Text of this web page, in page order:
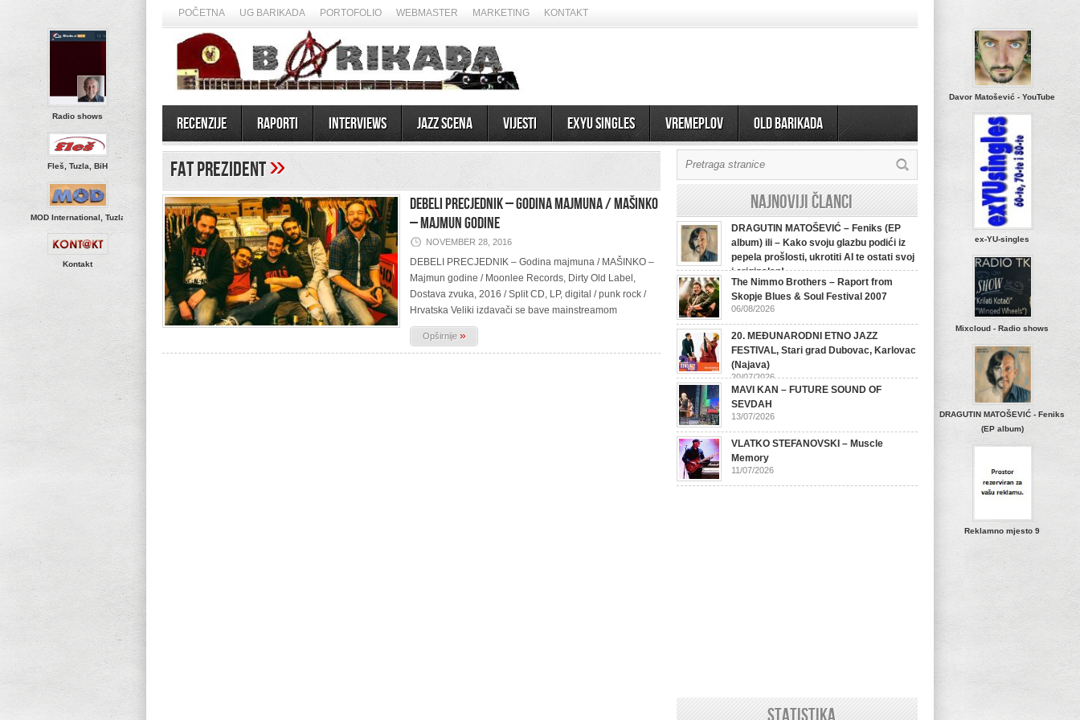
POČETNA UG BARIKADA PORTOFOLIO WEBMASTER MARKETING KONTAKT
Recenzije Raporti Interviews Jazz scena Vijesti EXYU Singles Vremeplov OLD BARIKADA
Radio shows
Fleš, Tuzla, BiH
MOD International, Tuzla
Kontakt
Davor Matošević - YouTube
ex-YU-singles
Mixcloud - Radio shows
DRAGUTIN MATOŠEVIĆ - Feniks
(EP album)
Reklamno mjesto 9
Fat Prezident»
DEBELI PRECJEDNIK – Godina majmuna / MAŠINKO
– Majmun godine
NOVEMBER 28, 2016
DEBELI PRECJEDNIK – Godina majmuna / MAŠINKO –
Majmun godine / Moonlee Records, Dirty Old Label,
Dostava zvuka, 2016 / Split CD, LP, digital / punk rock /
Hrvatska Veliki izdavači se bave mainstreamom
Opširnije »
Najnoviji članci
DRAGUTIN MATOŠEVIĆ – Feniks (EP
album) ili – Kako svoju glazbu podići iz
pepela prošlosti, ukrotiti AI te ostati svoj
i originalan!
07/08/2026
The Nimmo Brothers – Raport from
Skopje Blues & Soul Festival 2007
06/08/2026
20. MEĐUNARODNI ETNO JAZZ
FESTIVAL, Stari grad Dubovac, Karlovac
(Najava)
20/07/2026
MAVI KAN – FUTURE SOUND OF
SEVDAH
13/07/2026
VLATKO STEFANOVSKI – Muscle
Memory
11/07/2026